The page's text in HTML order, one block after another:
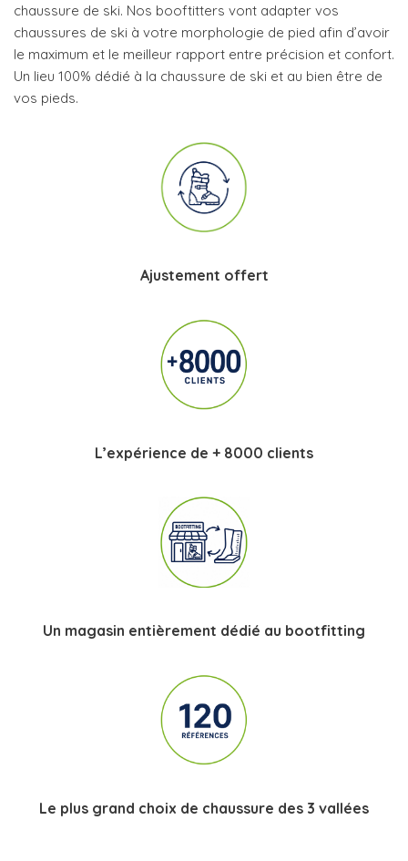
chaussure de ski. Nos booftitters vont adapter vos
chaussures de ski à votre morphologie de pied afin d’avoir
le maximum et le meilleur rapport entre précision et confort.
Un lieu 100% dédié à la chaussure de ski et au bien être de
vos pieds.
Ajustement offert
L’expérience de + 8000 clients
Un magasin entièrement dédié au bootfitting
Le plus grand choix de chaussure des 3 vallées